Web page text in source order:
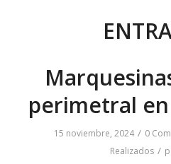
perimetral
15 noviembre, 2024 / 0
Realizados /